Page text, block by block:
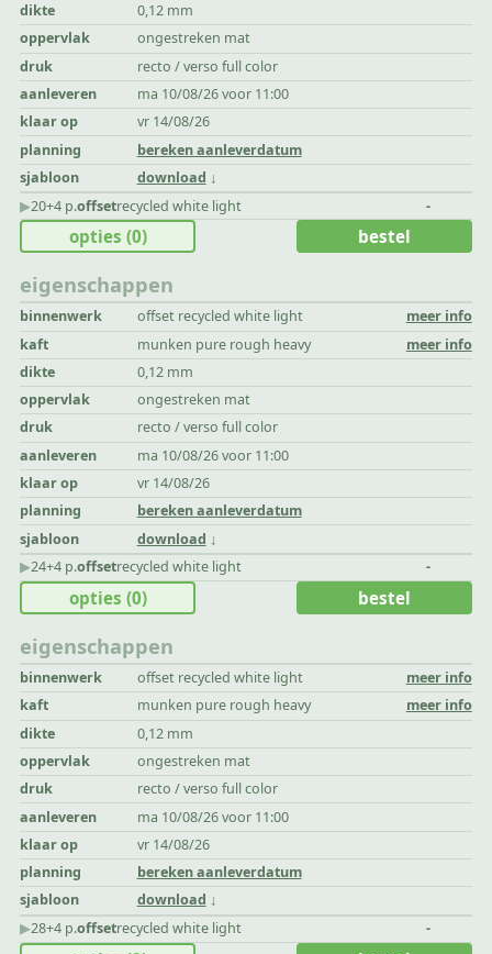
dikte
0,12 mm
oppervlak
ongestreken mat
druk
recto / verso full color
aanleveren
ma 10/08/26 voor 11:00
klaar op
vr 14/08/26
planning
bereken aanleverdatum
sjabloon
download
▶︎20+4 p.offsetrecycled white light -
eigenschappen
binnenwerk offset recycled white light
meer info
kaft
munken pure rough heavy
meer info
dikte
0,12 mm
oppervlak
ongestreken mat
druk
recto / verso full color
aanleveren
ma 10/08/26 voor 11:00
klaar op
vr 14/08/26
planning
bereken aanleverdatum
sjabloon
download
opties (0) bestel
▶︎24+4 p.offsetrecycled white light -
eigenschappen
binnenwerk offset recycled white light
meer info
kaft
munken pure rough heavy
meer info
dikte
0,12 mm
oppervlak
ongestreken mat
druk
recto / verso full color
aanleveren
ma 10/08/26 voor 11:00
klaar op
vr 14/08/26
planning
bereken aanleverdatum
sjabloon
download
opties (0) bestel
▶︎28+4 p.offsetrecycled white light -